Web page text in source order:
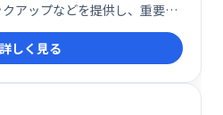
アップなどを提供し、重要な
ます。
詳しく見る